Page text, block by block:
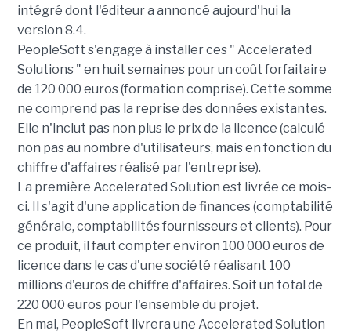
intégré dont l'éditeur a annoncé aujourd'hui la
version 8.4.
PeopleSoft s'engage à installer ces " Accelerated
Solutions " en huit semaines pour un coût forfaitaire
de 120 000 euros (formation comprise). Cette somme
ne comprend pas la reprise des données existantes.
Elle n'inclut pas non plus le prix de la licence (calculé
non pas au nombre d'utilisateurs, mais en fonction du
chiffre d'affaires réalisé par l'entreprise).
La première Accelerated Solution est livrée ce mois-
ci. Il s'agit d'une application de finances (comptabilité
générale, comptabilités fournisseurs et clients). Pour
ce produit, il faut compter environ 100 000 euros de
licence dans le cas d'une société réalisant 100
millions d'euros de chiffre d'affaires. Soit un total de
220 000 euros pour l'ensemble du projet.
En mai, PeopleSoft livrera une Accelerated Solution